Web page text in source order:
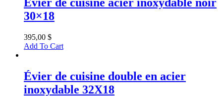
Évier de cuisine acier inoxydable noir
30×18
395,00 $
Add To Cart
Évier de cuisine double en acier
inoxydable 32X18